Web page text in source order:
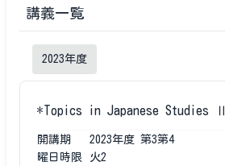
講義一覧
2023年度
*Topics in Japanese Studies Ⅱ
開講期 2023年度 第3第4
曜日時限
火2